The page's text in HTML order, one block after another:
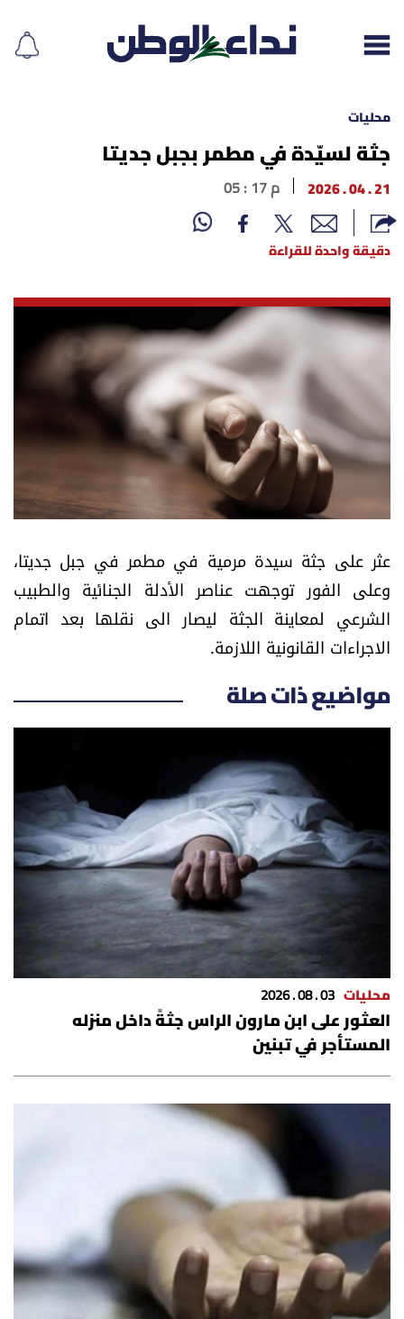
إقرأ الجريدة
لبنان
نداء اليوم
محليات
أسرار
متفرقات
نداء القرّاء
خاص الموقع
كتّابنا
آراء
العالم
الصحافة الإسرائيلية
ثقافة وفنون
فصل من كتاب
اقرأ تضحك
كاميرا
الرياضة
منوّعات
محليات
جثة لسيّدة في مطمر بجبل جديتا
21 . 04 . 2026 05 : 17 م
دقيقة واحدة للقراءة
عثر على جثة سيدة مرمية في مطمر في جبل جديتا،
وعلى الفور توجهت عناصر الأدلة الجنائية والطبيب
الشرعي لمعاينة الجثة ليصار الى نقلها بعد اتمام
الاجراءات القانونية اللازمة.
مواضيع ذات صلة
محليات 03 . 08 . 2026
العثور على ابن مارون الراس جثةً داخل منزله
المستأجر في تبنين